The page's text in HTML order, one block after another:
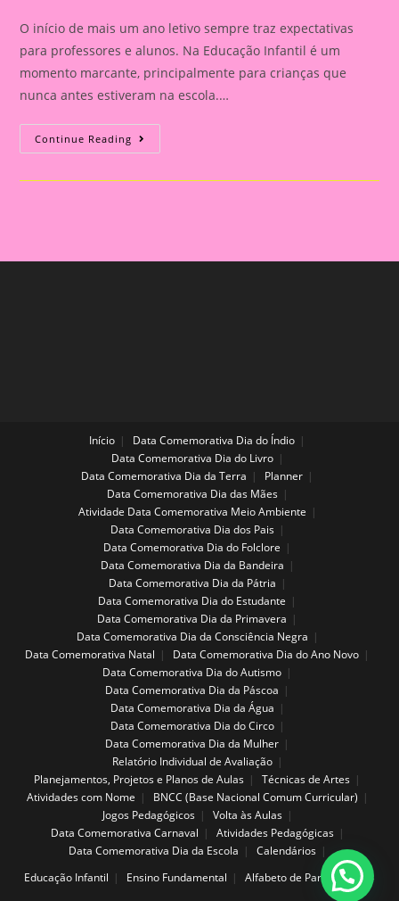
O início de mais um ano letivo sempre traz expectativas
para professores e alunos. Na Educação Infantil é um
momento marcante, principalmente para crianças que
nunca antes estiveram na escola.…
Continue Reading Desenhos
Para
Cm
Início
Data Comemorativa Dia do Índio
Data Comemorativa Dia do Livro
Data Comemorativa Dia da Terra
Planner
Data Comemorativa Dia das Mães
Atividade Data Comemorativa Meio Ambiente
Data Comemorativa Dia dos Pais
Data Comemorativa Dia do Folclore
Data Comemorativa Dia da Bandeira
Data Comemorativa Dia da Pátria
Data Comemorativa Dia do Estudante
Data Comemorativa Dia da Primavera
Data Comemorativa Dia da Consciência Negra
Data Comemorativa Natal
Data Comemorativa Dia do Ano Novo
Data Comemorativa Dia do Autismo
Data Comemorativa Dia da Páscoa
Data Comemorativa Dia da Água
Data Comemorativa Dia do Circo
Data Comemorativa Dia da Mulher
Relatório Individual de Avaliação
Planejamentos, Projetos e Planos de Aulas
Técnicas de Artes
Atividades com Nome
BNCC (Base Nacional Comum Curricular)
Jogos Pedagógicos
Volta às Aulas
Data Comemorativa Carnaval
Atividades Pedagógicas
Data Comemorativa Dia da Escola
Calendários
Educação Infantil
Ensino Fundamental Alfabeto de Parede